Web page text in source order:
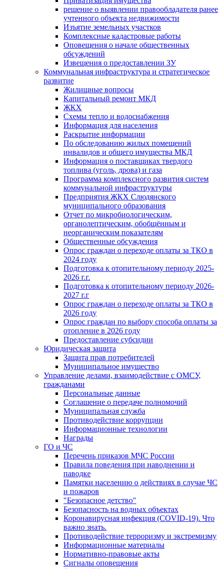
решение о выявлении правообладателя ранее
учтенного объекта недвижимости
Изъятие земельных участков
Комплексные кадастровые работы
Оповещения о начале общественных
обсуждений
Извещения о предоставлении ЗУ
Коммунальная инфраструктура и стратегическое
развитие
Жилищные вопросы
Капитальный ремонт МКД
ЖКХ
Схемы тепло и водоснабжения
Информация для населения
Раскрытие информации
По обследованию жилых помещений
инвалидов и общего имущества МКД
Информация о поставщиках твердого
топлива (уголь, дрова) и газа
Программа комплексного развития систем
коммунальной инфраструктуры
Предприятия ЖКХ Слюдянского
муниципального образования
Отчет по микробиологическим,
органолептическим, обобщённым и
неорганическим показателям
Общественные обсуждения
Опрос граждан о переходе оплаты за ТКО в
2024 году
Подготовка к отопительному периоду 2025-
2026 г.г.
Подготовка к отопительному периоду 2026-
2027 г.г
Опрос граждан о переходе оплаты за ТКО в
2026 году
Опрос граждан по выбору способа оплаты за
отопление в 2026 году
Предоставление субсидии
Юридическая защита
Защита прав потребителей
Муниципальное имущество
Управление делами, взаимодействие с ОМСУ,
гражданами
Персональные данные
Соглашение о передаче полномочий
Муниципальная служба
Противодействие коррупции
Информационные технологии
Награды
ГО и ЧС
Перечень приказов МЧС России
Правила поведения при наводнении и
паводке
Памятки населению о действиях в случае ЧС
и пожаров
"Безопасное детство"
Безопасность на водных объектах
Коронавирусная инфекция (COVID-19). Что
важно знать.
Противодействие терроризму и экстремизму
Информационные материалы
Нормативно-правовые акты
Сигналы оповещения